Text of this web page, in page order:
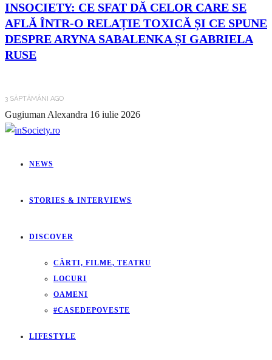
INSOCIETY: CE SFAT DĂ CELOR CARE SE
AFLĂ ÎNTR-O RELAȚIE TOXICĂ ȘI CE SPUNE
DESPRE ARYNA SABALENKA ȘI GABRIELA
RUSE
3 SĂPTĂMÂNI AGO
Gugiuman Alexandra 16 iulie 2026
NEWS
STORIES & INTERVIEWS
DISCOVER
CĂRTI, FILME, TEATRU
LOCURI
OAMENI
#CASEDEPOVESTE
LIFESTYLE